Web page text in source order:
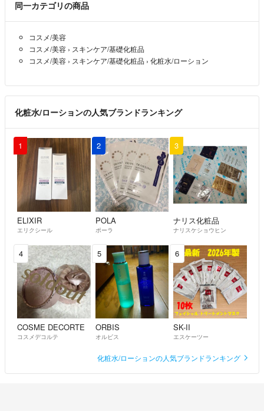
同一カテゴリの商品
コスメ/美容
コスメ/美容 › スキンケア/基礎化粧品
コスメ/美容 › スキンケア/基礎化粧品 › 化粧水/ローション
化粧水/ローションの人気ブランドランキング
1
ELIXIR
エリクシール
2
POLA
ポーラ
3
ナリス化粧品
ナリスケショウヒン
4
COSME DECORTE
コスメデコルテ
5
ORBIS
オルビス
6
SK-II
エスケーツー
化粧水/ローションの人気ブランドランキング